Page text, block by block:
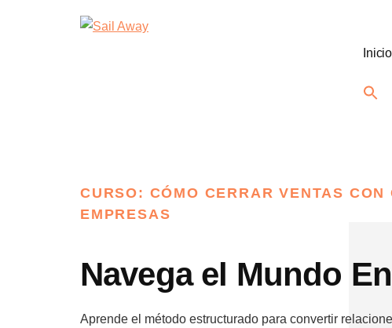
Additional
Sail
Academia
Inicio
CURSO: CÓMO CERRAR VENTAS CON
EMPRESAS
Navega el Mundo
Aprende el método estructurado para convertir